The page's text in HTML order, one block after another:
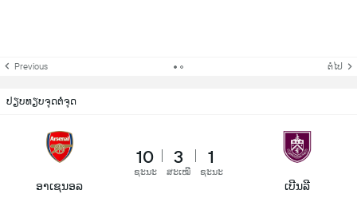
Previous ຕໍ່ໄປ
ປຽບທຽບຈຸດຕໍ່ຈຸດ
ອາເຊນອລ
10
ຊະນະ
3
ສະເໝີ
1
ຊະນະ
ເບີນລີ